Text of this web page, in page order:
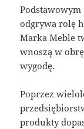
odgrywa rolę
Marka Meble
wnoszą w
wygodę.
Poprzez
produkty